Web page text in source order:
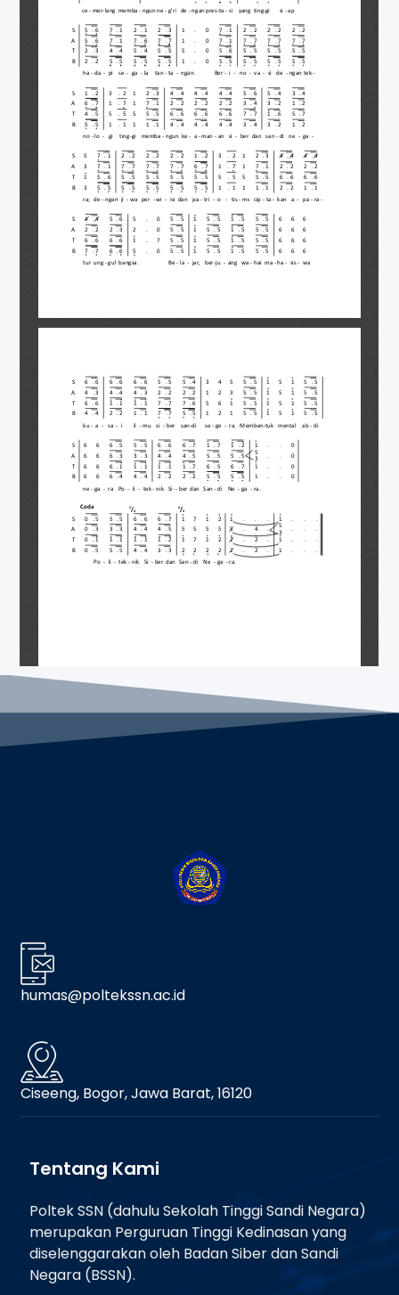
humas@poltekssn.ac.id
Ciseeng, Bogor, Jawa Barat, 16120
Tentang Kami
Poltek SSN (dahulu Sekolah Tinggi Sandi Negara)
merupakan Perguruan Tinggi Kedinasan yang
diselenggarakan oleh Badan Siber dan Sandi
Negara (BSSN).